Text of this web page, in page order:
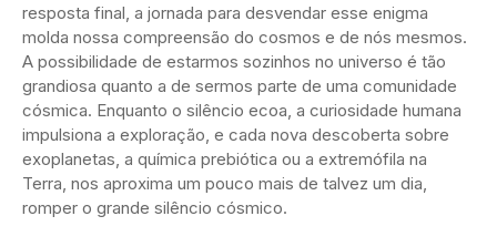
resposta final, a jornada para desvendar esse enigma
molda nossa compreensão do cosmos e de nós mesmos.
A possibilidade de estarmos sozinhos no universo é tão
grandiosa quanto a de sermos parte de uma comunidade
cósmica. Enquanto o silêncio ecoa, a curiosidade humana
impulsiona a exploração, e cada nova descoberta sobre
exoplanetas, a química prebiótica ou a extremófila na
Terra, nos aproxima um pouco mais de talvez um dia,
romper o grande silêncio cósmico.